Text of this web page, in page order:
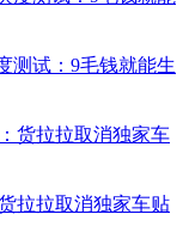
测试：9毛钱就能生
拉拉取消独家车贴